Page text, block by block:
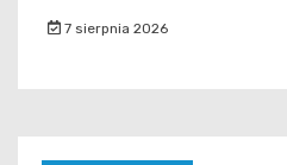
7 sierpnia 2026